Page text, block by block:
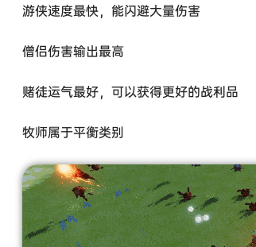
游侠速度最快，能闪避大量伤害
僧侣伤害输出最高
赌徒运气最好，可以获得更好的战利品
牧师属于平衡类别